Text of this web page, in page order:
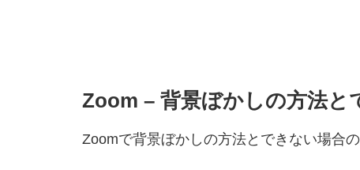
Zoom – 背景ぼかしの方法と
Zoomで背景ぼかしの方法とできない場合